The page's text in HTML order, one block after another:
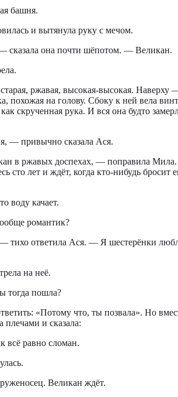
башня.
и вытянула руку с мечом.
она почти шёпотом. — Великан.
ржавая, высокая-высокая. Наверху
похожая на голову. Сбоку к ней вела
скрученная рука. И вся она будто
— привычно сказала Ася.
в ржавых доспехах, — поправила
сто лет и ждёт, когда кто-нибудь бросит
воду качает.
романтик?
тихо ответила Ася. — Я шестерёнки
на неё.
тогда пошла?
«Потому что, ты позвала». Но
плечами и сказала:
всё равно сломан.
Великан ждёт.